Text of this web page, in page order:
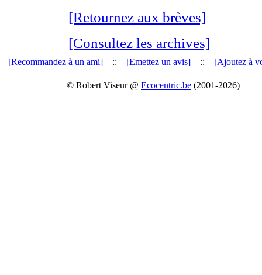
[Retournez aux brèves]
[Consultez les archives]
[Recommandez à un ami] :: [Emettez un avis] :: [Ajoutez à
© Robert Viseur @ Ecocentric.be (2001-2026)